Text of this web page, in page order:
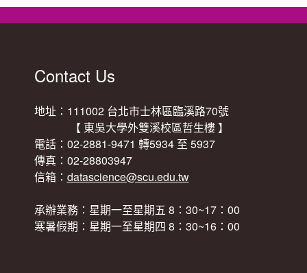
Contact Us
地址：111002 台北市士林區臨溪路70號
【 東吳大學外雙溪校區哲生樓 】
電話：02-2881-9471 轉5934 至 5937
傳真：02-28803947
信箱： datascience@scu.edu.tw
承辦業務：星期一至星期五 8：30~17：00
寒暑假期：星期一至星期四 8：30~16：00